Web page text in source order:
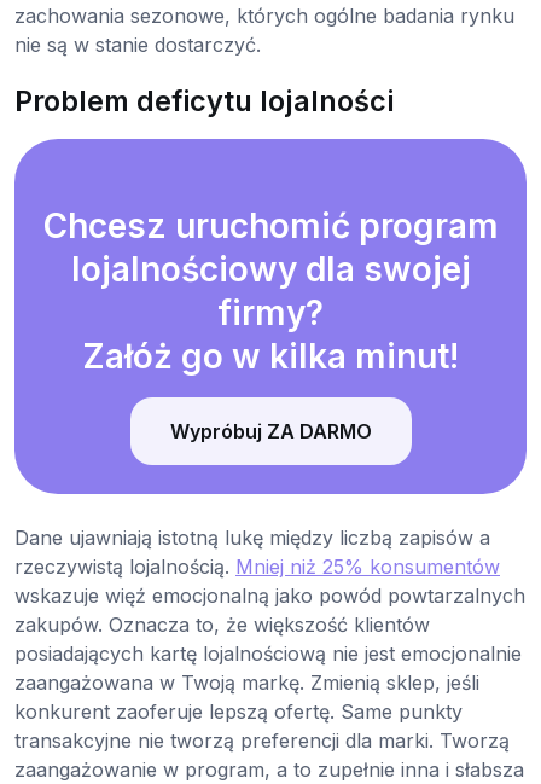
zachowania sezonowe, których ogólne badania rynku
nie są w stanie dostarczyć.
Problem deficytu lojalności
Chcesz uruchomić program
lojalnościowy dla swojej
firmy?
Załóż go w kilka minut!
Wypróbuj ZA DARMO
Dane ujawniają istotną lukę między liczbą zapisów a
rzeczywistą lojalnością. Mniej niż 25% konsumentów
wskazuje więź emocjonalną jako powód powtarzalnych
zakupów. Oznacza to, że większość klientów
posiadających kartę lojalnościową nie jest emocjonalnie
zaangażowana w Twoją markę. Zmienią sklep, jeśli
konkurent zaoferuje lepszą ofertę. Same punkty
transakcyjne nie tworzą preferencji dla marki. Tworzą
zaangażowanie w program, a to zupełnie inna i słabsza